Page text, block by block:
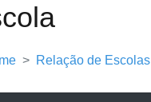
Relação de Escolas